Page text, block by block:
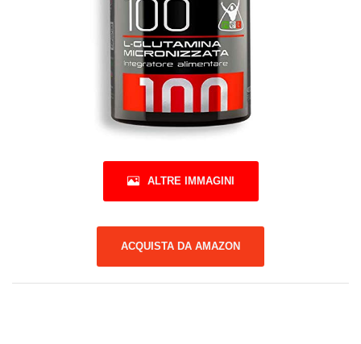
ALTRE IMMAGINI
ACQUISTA DA AMAZON